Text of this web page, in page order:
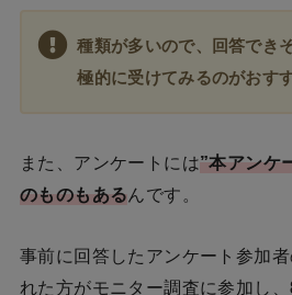
種類が多いので、回答でき
極的に受けてみるのがおす
また、アンケートには”本アンケ
のものもあるんです。
事前に回答したアンケート参加
れた方がモニター調査に参加し、